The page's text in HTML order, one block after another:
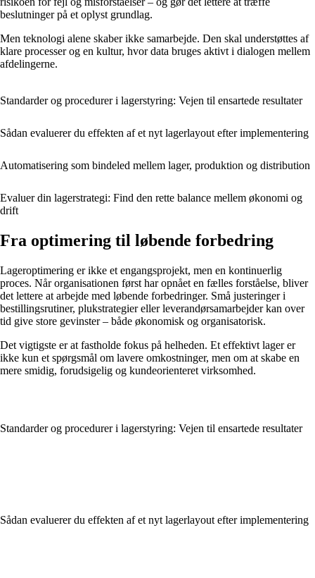
beslutninger på et oplyst grundlag.
Men teknologi alene skaber ikke samarbejde. Den skal understøttes af
klare processer og en kultur, hvor data bruges aktivt i dialogen mellem
afdelingerne.
Standarder og procedurer i lagerstyring: Vejen til ensartede resultater
Sådan evaluerer du effekten af et nyt lagerlayout efter implementering
Automatisering som bindeled mellem lager, produktion og distribution
Evaluer din lagerstrategi: Find den rette balance mellem økonomi og
drift
Fra optimering til løbende forbedring
Lageroptimering er ikke et engangsprojekt, men en kontinuerlig
proces. Når organisationen først har opnået en fælles forståelse, bliver
det lettere at arbejde med løbende forbedringer. Små justeringer i
bestillingsrutiner, plukstrategier eller leverandørsamarbejder kan over
tid give store gevinster – både økonomisk og organisatorisk.
Det vigtigste er at fastholde fokus på helheden. Et effektivt lager er
ikke kun et spørgsmål om lavere omkostninger, men om at skabe en
mere smidig, forudsigelig og kundeorienteret virksomhed.
Standarder og procedurer i lagerstyring: Vejen til ensartede resultater
Sådan evaluerer du effekten af et nyt lagerlayout efter implementering